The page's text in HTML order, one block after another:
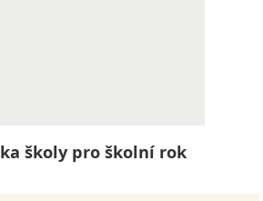
školy pro školní rok